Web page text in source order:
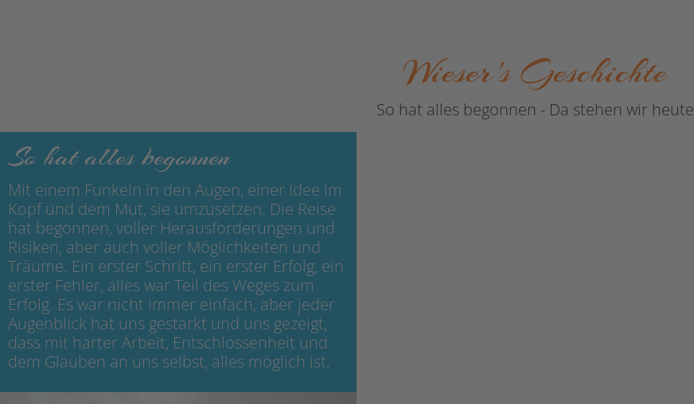
Wieser's Geschichte
So hat alles begonnen - Da stehen wir heute
So hat alles begonnen
Mit einem Funkeln in den Augen, einer Idee im
Kopf und dem Mut, sie umzusetzen. Die Reise
hat begonnen, voller Herausforderungen und
Risiken, aber auch voller Möglichkeiten und
Träume. Ein erster Schritt, ein erster Erfolg, ein
erster Fehler, alles war Teil des Weges zum
Erfolg. Es war nicht immer einfach, aber jeder
Augenblick hat uns gestärkt und uns gezeigt,
dass mit harter Arbeit, Entschlossenheit und
dem Glauben an uns selbst, alles möglich ist.